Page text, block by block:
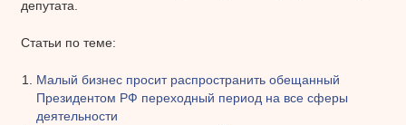
депутата.
Статьи по теме:
Малый бизнес просит распространить обещанный
Президентом РФ переходный период на все сферы
деятельности